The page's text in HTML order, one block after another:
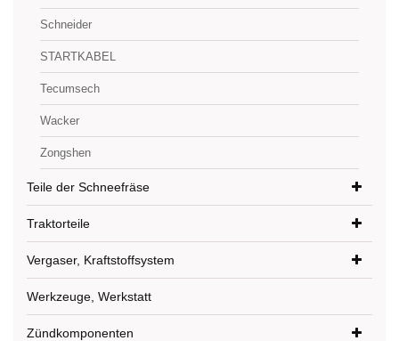
Schneider
STARTKABEL
Tecumsech
Wacker
Zongshen
Teile der Schneefräse
Traktorteile
Vergaser, Kraftstoffsystem
Werkzeuge, Werkstatt
Zündkomponenten